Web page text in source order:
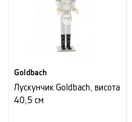
Goldbach
Лускунчик Goldbach, висота
40,5 см